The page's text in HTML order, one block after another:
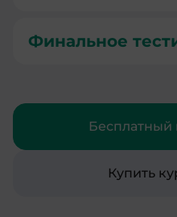
Финальное
Бесплатный
Купить